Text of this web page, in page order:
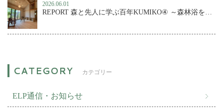
2026.06.01
REPORT 森と先人に学ぶ百年KUMIKO④ ～森林浴を楽しむ、小さな森の家
カテゴリー
ELP通信・お知らせ